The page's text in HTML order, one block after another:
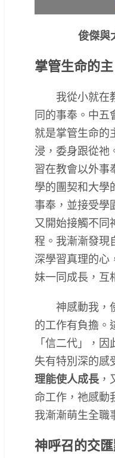
俊傑與
掌管生命的主
我從小就在
同的事奉。中五
就是掌管生命的
浸，委身跟從祂
習在教會以外事
學的團契和大學
事奉，並接受學
又開始接觸不同
程。我漸漸發現
深學習真理的心
妹一同成長，互
神感動我，
的工作有負擔。
「信二代」，
失有特別深的感
理能使人成長
命工作，祂感動
我漸漸萌生全職
神呼召的交